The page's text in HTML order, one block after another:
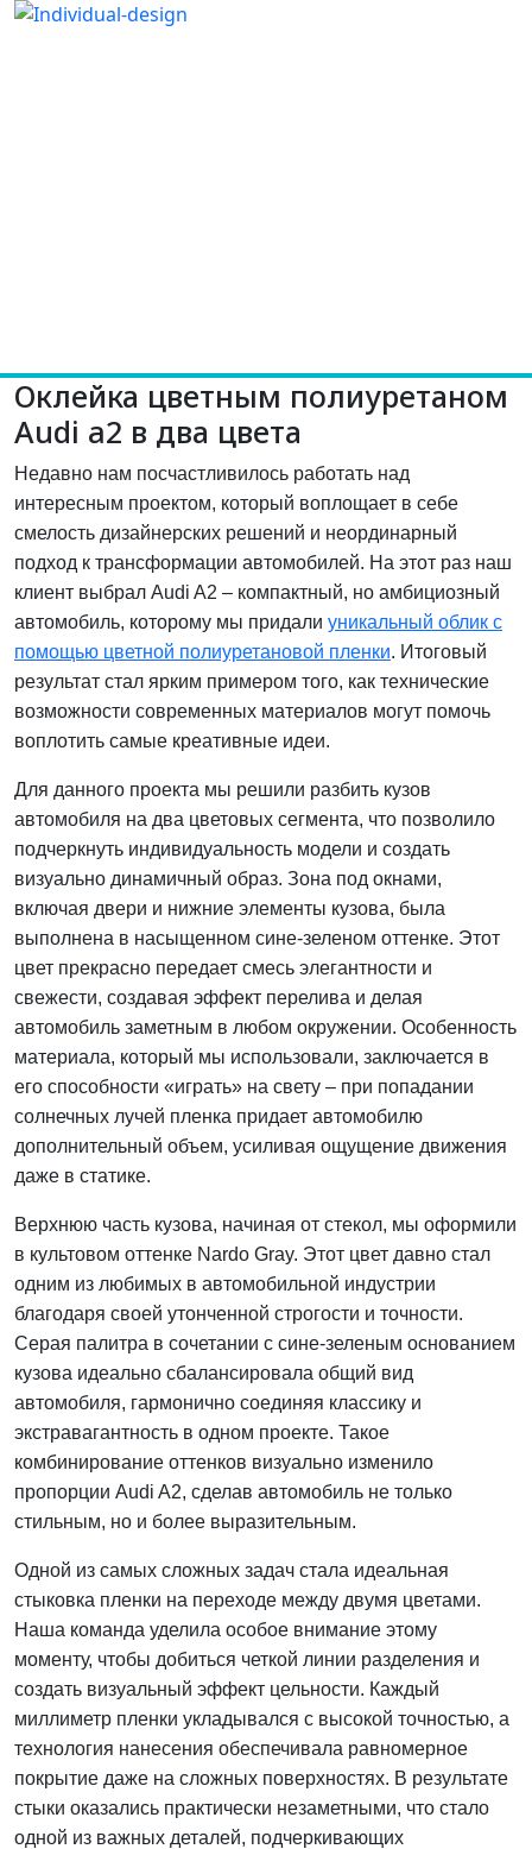
Оклейка цветным полиуретаном
Audi a2 в два цвета
Недавно нам посчастливилось работать над
интересным проектом, который воплощает в себе
смелость дизайнерских решений и неординарный
подход к трансформации автомобилей. На этот раз наш
клиент выбрал Audi A2 – компактный, но амбициозный
автомобиль, которому мы придали уникальный облик с
помощью цветной полиуретановой пленки. Итоговый
результат стал ярким примером того, как технические
возможности современных материалов могут помочь
воплотить самые креативные идеи.
Для данного проекта мы решили разбить кузов
автомобиля на два цветовых сегмента, что позволило
подчеркнуть индивидуальность модели и создать
визуально динамичный образ. Зона под окнами,
включая двери и нижние элементы кузова, была
выполнена в насыщенном сине-зеленом оттенке. Этот
цвет прекрасно передает смесь элегантности и
свежести, создавая эффект перелива и делая
автомобиль заметным в любом окружении. Особенность
материала, который мы использовали, заключается в
его способности «играть» на свету – при попадании
солнечных лучей пленка придает автомобилю
дополнительный объем, усиливая ощущение движения
даже в статике.
Верхнюю часть кузова, начиная от стекол, мы оформили
в культовом оттенке Nardo Gray. Этот цвет давно стал
одним из любимых в автомобильной индустрии
благодаря своей утонченной строгости и точности.
Серая палитра в сочетании с сине-зеленым основанием
кузова идеально сбалансировала общий вид
автомобиля, гармонично соединяя классику и
экстравагантность в одном проекте. Такое
комбинирование оттенков визуально изменило
пропорции Audi A2, сделав автомобиль не только
стильным, но и более выразительным.
Одной из самых сложных задач стала идеальная
стыковка пленки на переходе между двумя цветами.
Наша команда уделила особое внимание этому
моменту, чтобы добиться четкой линии разделения и
создать визуальный эффект цельности. Каждый
миллиметр пленки укладывался с высокой точностью, а
технология нанесения обеспечивала равномерное
покрытие даже на сложных поверхностях. В результате
стыки оказались практически незаметными, что стало
одной из важных деталей, подчеркивающих